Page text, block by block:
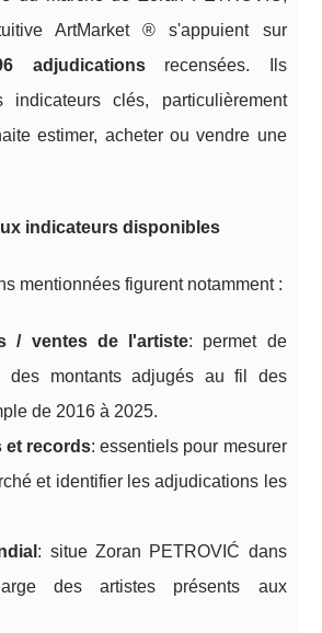
ArtMarket ® s'appuient sur
adjudicationsrecensées. Ils
indicateurs clés, particulièrement
estimer, acheter ou vendre une
indicateurs disponibles
mentionnées figurent notamment :
/ ventes de l'artiste: permet de
des montants adjugés au fil des
de 2016 à 2025.
et records: essentiels pour mesurer
et identifier les adjudications les
: situe Zoran PETROVIĆ dans
des artistes présents aux